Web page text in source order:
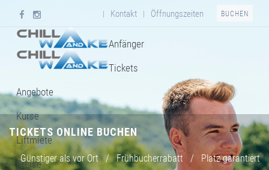
| Kontakt | Öffnungszeiten BUCHEN
Anfänger
Tickets
Angebote
Kurse
Liftmiete
Preise
TICKETS ONLINE BUCHEN
Günstiger als vor Ort / Frühbucherrabatt / Platz garantiert